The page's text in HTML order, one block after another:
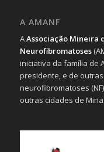
A AMANF
AAssociação Mineira
Neurofibromatoses
iniciativa da família de
presidente, e de
neurofibromatoses
outras cidades de